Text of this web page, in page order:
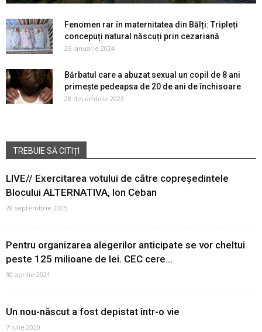
Fenomen rar în maternitatea din Bălți: Tripleți
concepuți natural născuți prin cezariană
26 ianuarie 2024
Bărbatul care a abuzat sexual un copil de 8 ani
primește pedeapsa de 20 de ani de închisoare
28 decembrie 2023
TREBUIE SĂ CITIȚI
LIVE// Exercitarea votului de către copreședintele
Blocului ALTERNATIVA, Ion Ceban
28 septembrie 2025
Pentru organizarea alegerilor anticipate se vor cheltui
peste 125 milioane de lei. CEC cere...
30 aprilie 2021
Un nou-născut a fost depistat într-o vie
7 iulie 2020